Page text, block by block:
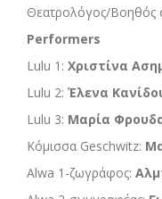
Θεατρολόγος/Βοηθός
Performers
Lulu 1:Χριστίνα
Lulu 2:Έλενα
Lulu 3: Μαρία
Κόμισσα Geschwitz:
Alwa 1-ζωγράφος: